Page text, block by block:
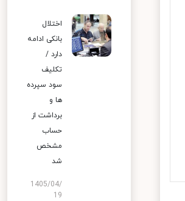
اختلال
بانکی ادامه
دارد /
تکلیف
سود سپرده
ها و
برداشت از
حساب
مشخص
شد
1405/04/
19